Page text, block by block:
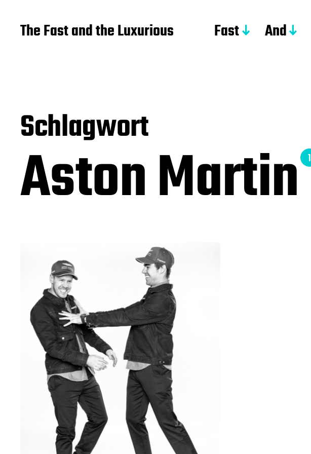
The Fast and the Luxurious Fast And
Schlagwort
Aston Martin1